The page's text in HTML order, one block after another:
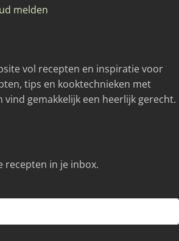
melden
vol recepten en inspiratie voor
tips en kooktechnieken met
vind gemakkelijk een heerlijk gerecht.
recepten in je inbox.